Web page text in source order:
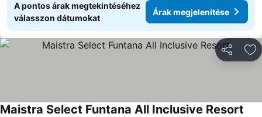
A pontos árak megtekintéséhez
válasszon dátumokat
Árak megjelenítése
Maistra Select Funtana All Inclusive Resort